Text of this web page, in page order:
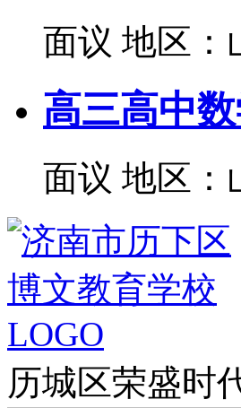
面议 地区：
高三高中
面议 地区：
历城区荣盛时